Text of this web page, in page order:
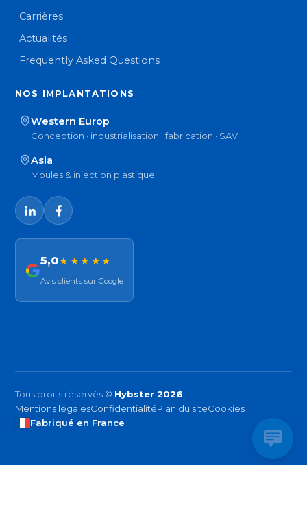
Carrières
Actualités
Frequently Asked Questions
NOS IMPLANTATIONS
Western Europ
Conception · industrialisation · fabrication · SAV
Asia
Moules & injection plastique
5,0★★★★★
Avis clients sur Google
Tous droits réservés © Hybster 2026
Mentions légalesConfidentialitéPlan du siteCookies
Fabriqué en France